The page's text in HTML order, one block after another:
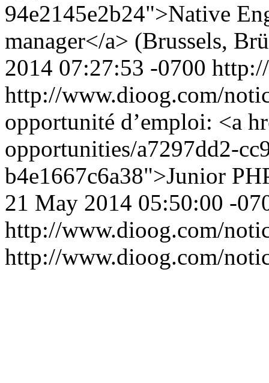
94e2145e2b24">Native
manager</a> (Brussels,
2014 07:27:53 -0700
http://www.dioog.com/
opportunité d’emploi: <a
opportunities/a7297dd2-
b4e1667c6a38">Junior
21 May 2014 05:50:00 -
http://www.dioog.com/
http://www.dioog.com/